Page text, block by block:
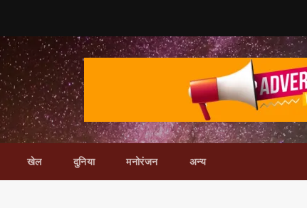
खेल दुनिया मनोरंजन अन्य